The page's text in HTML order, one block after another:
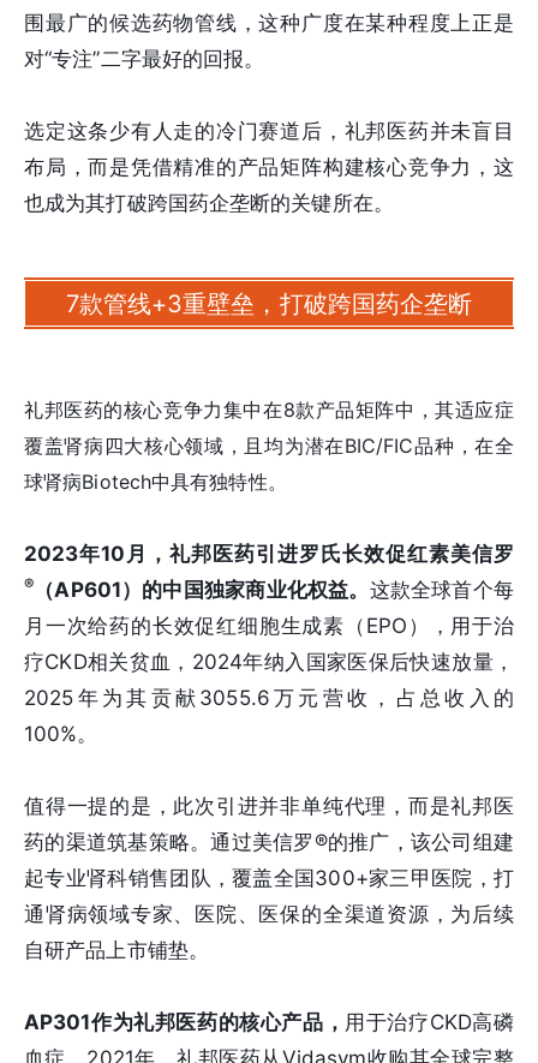
围最广的候选药物管线，这种广度在某种程度上正是
对“专注”二字最好的回报。
选定这条少有人走的冷门赛道后，礼邦医药并未盲目
布局，而是凭借精准的产品矩阵构建核心竞争力，这
也成为其打破跨国药企垄断的关键所在。
7款管线+3重壁垒，打破跨国药企垄断
礼邦医药的核心竞争力集中在8款产品矩阵中，其适应症
覆盖肾病四大核心领域，且均为潜在BIC/FIC品种，在全
球肾病Biotech中具有独特性。
2023年10月，礼邦医药引进罗氏长效促红素美信罗
® （AP601）的中国独家商业化权益。 这款全球首个每
月一次给药的长效促红细胞生成素（EPO），用于治
疗CKD相关贫血，2024年纳入国家医保后快速放量，
2025年为其贡献3055.6万元营收，占总收入的
100%。
值得一提的是，此次引进并非单纯代理，而是礼邦医
药的渠道筑基策略。通过美信罗®的推广，该公司组建
起专业肾科销售团队，覆盖全国300+家三甲医院，打
通肾病领域专家、医院、医保的全渠道资源，为后续
自研产品上市铺垫。
AP301作为礼邦医药的核心产品， 用于治疗CKD高磷
血症。2021年，礼邦医药从Vidasym收购其全球完整